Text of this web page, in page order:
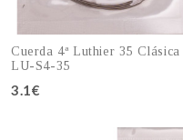
Cuerda 4ª Luthier 35 Clásica
LU-S4-35
3.1€